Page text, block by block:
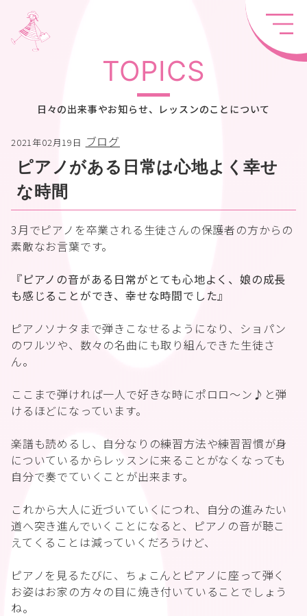
TOPICS
日々の出来事やお知らせ、レッスンのことについて
2021年02月19日 ブログ
ピアノがある日常は心地よく幸せ
な時間
3月でピアノを卒業される生徒さんの保護者の方からの
素敵なお言葉です。
『ピアノの音がある日常がとても心地よく、娘の成長
も感じることができ、幸せな時間でした』
ピアノソナタまで弾きこなせるようになり、ショパン
のワルツや、数々の名曲にも取り組んできた生徒さ
ん。
ここまで弾ければ一人で好きな時にポロロ～ン♪と弾
けるほどになっています。
楽譜も読めるし、自分なりの練習方法や練習習慣が身
についているからレッスンに来ることがなくなっても
自分で奏でていくことが出来ます。
これから大人に近づいていくにつれ、自分の進みたい
道へ突き進んでいくことになると、ピアノの音が聴こ
えてくることは減っていくだろうけど、
ピアノを見るたびに、ちょこんとピアノに座って弾く
お姿はお家の方々の目に焼き付いていることでしょう
ね。